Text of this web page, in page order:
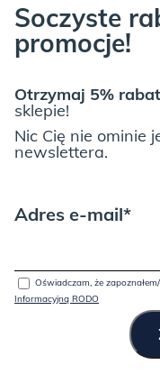
Soczyste
promocje!
Otrzymaj 5%
sklepie!
Nic Cię nie ominie
newslettera.
Adres e-mail*
Oświadczam, że
Informacyjną RODO